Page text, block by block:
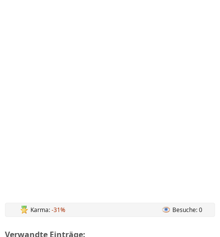
Karma:-31% Besuche: 0
Verwandte Einträge: